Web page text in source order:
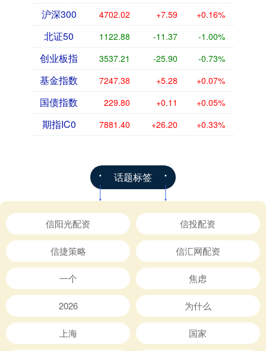
沪深300 4702.02 +7.59 +0.16%
北证50 1122.88 -11.37 -1.00%
创业板指 3537.21 -25.90 -0.73%
基金指数 7247.38 +5.28 +0.07%
国债指数 229.80 +0.11 +0.05%
期指IC0 7881.40 +26.20 +0.33%
话题标签
信阳光配资 信投配资
信捷策略 信汇网配资
一个 焦虑
2026 为什么
上海 国家